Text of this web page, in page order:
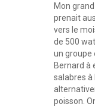
Mon
prenait
vers le
de 500
un groupe
Bernard à
salabres à
poisson.